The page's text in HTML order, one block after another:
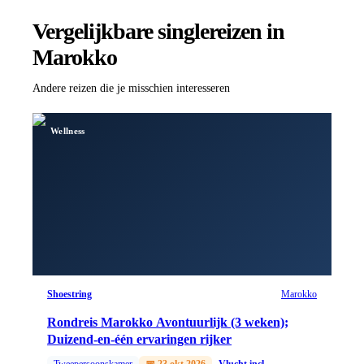
Vergelijkbare singlereizen in
Marokko
Andere reizen die je misschien interesseren
Wellness
Shoestring Marokko
Rondreis Marokko Avontuurlijk (3 weken);
Duizend-en-één ervaringen rijker